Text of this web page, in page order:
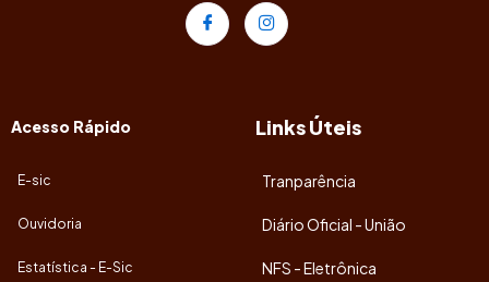
Acesso Rápido
E-sic
Ouvidoria
Estatística - E-Sic
Links Úteis
Tranparência
Diário Oficial - União
NFS - Eletrônica